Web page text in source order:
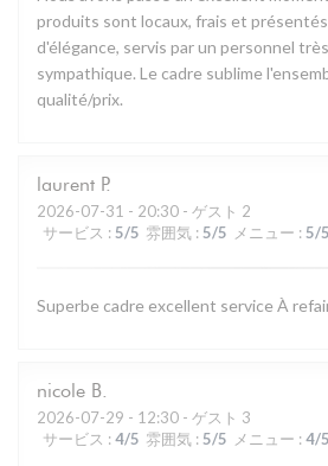
produits sont locaux, frais et
d'élégance, servis par un personnel
sympathique. Le cadre sublime
qualité/prix.
laurent P
2026-07-31 - 20:30 - ゲスト 2
サービス : 5/5 雰囲気 : 5/5 メニュー : 5/5
Superbe cadre excellent service À
nicole B
2026-07-29 - 12:30 - ゲスト 3
サービス : 4/5 雰囲気 : 5/5 メニュー : 4/5